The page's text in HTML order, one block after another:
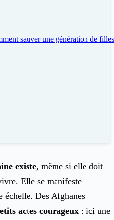
existe, même si elle doit
Elle se manifeste
échelle. Des Afghanes
actes courageux : ici une